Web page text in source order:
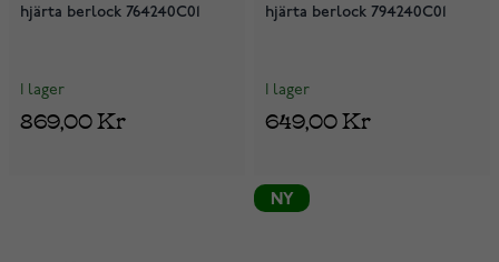
hjärta berlock 764240C01
I lager
869,00 Kr
hjärta berlock 794240C01
I lager
649,00 Kr
NY